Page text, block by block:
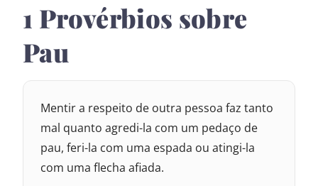
Nova Versão Transformadora
Nova Versão Internacional
2017 – Nova Almeida Atualizada
1969 – Almeida Revisada e Corrigida
1993 – Almeida Revisada e Atualizada
1 Provérbios sobre
Pau
Mentir a respeito de outra pessoa faz tanto
mal quanto agredi-la com um pedaço de
pau, feri-la com uma espada ou atingi-la
com uma flecha afiada.